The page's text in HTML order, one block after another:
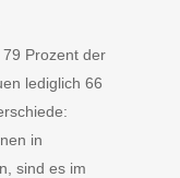
Prozent der
lediglich 66
in
sind es im